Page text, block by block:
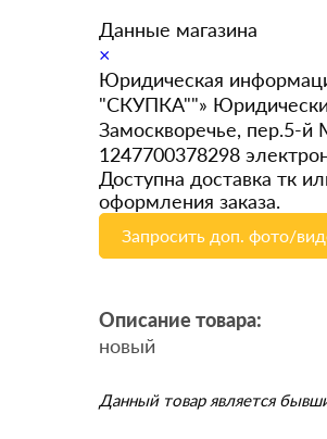
Данные магазина
×
Юридическая
"СКУПКА""»
Замоскворечье, пер.5-
1247700378298
Доступна доставка тк
оформления заказа.
Запросить доп. фото/
Описание товара:
новый
Данный товар является